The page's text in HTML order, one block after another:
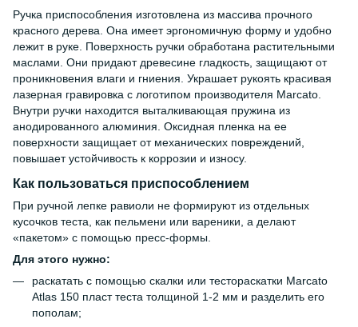
Ручка приспособления изготовлена из массива прочного
красного дерева. Она имеет эргономичную форму и удобно
лежит в руке. Поверхность ручки обработана растительными
маслами. Они придают древесине гладкость, защищают от
проникновения влаги и гниения. Украшает рукоять красивая
лазерная гравировка с логотипом производителя Marcato.
Внутри ручки находится выталкивающая пружина из
анодированного алюминия. Оксидная пленка на ее
поверхности защищает от механических повреждений,
повышает устойчивость к коррозии и износу.
Как пользоваться приспособлением
При ручной лепке равиоли не формируют из отдельных
кусочков теста, как пельмени или вареники, а делают
«пакетом» с помощью пресс-формы.
Для этого нужно:
раскатать с помощью скалки или тестораскатки Marcato
Atlas 150 пласт теста толщиной 1-2 мм и разделить его
пополам;